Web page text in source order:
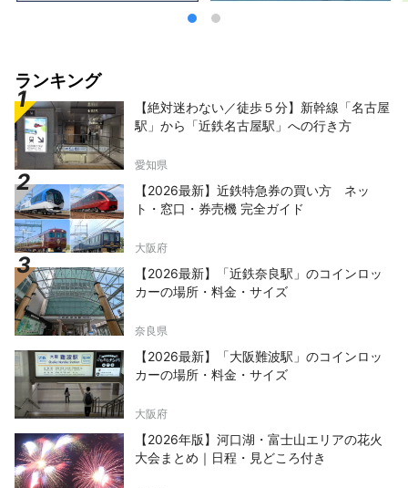
ランキング
【絶対迷わない／徒歩５分】新幹線「名古屋
駅」から「近鉄名古屋駅」への行き方
愛知県
【2026最新】近鉄特急券の買い方 ネッ
ト・窓口・券売機 完全ガイド
大阪府
【2026最新】「近鉄奈良駅」のコインロッ
カーの場所・料金・サイズ
奈良県
【2026最新】「大阪難波駅」のコインロッ
カーの場所・料金・サイズ
大阪府
【2026年版】河口湖・富士山エリアの花火
大会まとめ｜日程・見どころ付き